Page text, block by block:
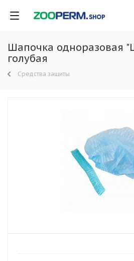
Шапочка одноразовая
голубая
Средства защиты